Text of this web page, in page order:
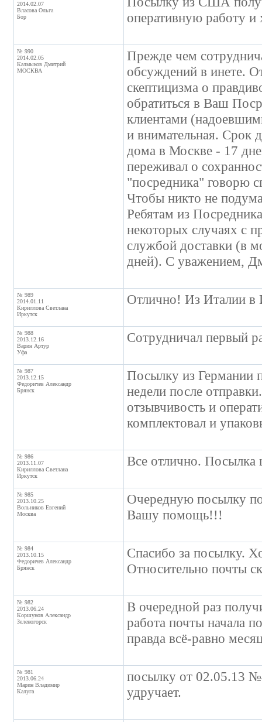
2014.02.07
Власова Ольга
Бор
оперативную работу
№ 990
2014.02.05
Калмыков Дмитрий
МОСКВА
Прежде чем
обсуждений в инете.
скептицизма о
обратиться в Ваш
клиентами
и внимательная. Срок
дома в Москве - 17
переживал о
"посредника" говорю
Чтобы никто не
Ребятам из
некоторых случаях с
службой доставки (в
дней). С уважением,
№ 989
2014.01.11
Кириллова Светлана
Иркутск
Отлично! Из Италии в
№ 988
2013.12.16
Варин Артур
Уфа
Сотрудничал первый
№ 987
2013.12.15
Федоричев Александр
Брянск
Посылку из Германии
недели после
отзывчивость и
комплектовал и
№ 986
2013.11.07
Кириллова Светлана
Иркутск
Все отлично. Посылка
№ 985
2013.10.25
Вольников Евгений
Москва
Очередную посылку
Вашу помощь!!!
№ 984
2013.10.15
Федоричев Александр
Брянск
Спасибо за посылку.
Относительно почты
№ 982
2013.06.24
Коршунов Александр
Зеленогорск
В очередной раз
работа почты начала
правда всё-равно
№ 981
2013.06.24
Марин Владимир
Калуга
посылку от 02.05.13
удручает.